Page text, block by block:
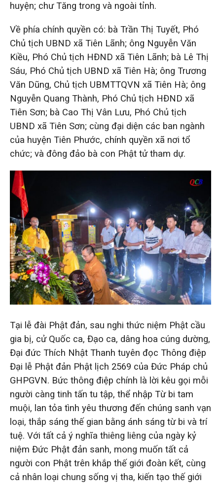
huyện; chư Tăng trong và ngoài tỉnh.
Về phía chính quyền có: bà Trần Thị Tuyết, Phó
Chủ tịch UBND xã Tiên Lãnh; ông Nguyễn Văn
Kiều, Phó Chủ tịch HĐND xã Tiên Lãnh; bà Lê Thị
Sáu, Phó Chủ tịch UBND xã Tiên Hà; ông Trương
Văn Dũng, Chủ tịch UBMTTQVN xã Tiên Hà; ông
Nguyễn Quang Thành, Phó Chủ tịch HĐND xã
Tiên Sơn; bà Cao Thị Vân Lưu, Phó Chủ tịch
UBND xã Tiên Sơn; cùng đại diện các ban ngành
của huyện Tiên Phước, chính quyền xã nơi tổ
chức; và đông đảo bà con Phật tử tham dự.
Tại lễ đài Phật đản, sau nghi thức niệm Phật cầu
gia bị, cử Quốc ca, Đạo ca, dâng hoa cúng dường,
Đại đức Thích Nhật Thanh tuyên đọc Thông điệp
Đại lễ Phật đản Phật lịch 2569 của Đức Pháp chủ
GHPGVN. Bức thông điệp chính là lời kêu gọi mỗi
người càng tinh tấn tu tập, thể nhập Từ bi tam
muội, lan tỏa tình yêu thương đến chúng sanh vạn
loại, thắp sáng thế gian bằng ánh sáng từ bi và trí
tuệ. Với tất cả ý nghĩa thiêng liêng của ngày kỷ
niệm Đức Phật đản sanh, mong muốn tất cả
người con Phật trên khắp thế giới đoàn kết, cùng
cả nhân loại chung sống vị tha, kiến tạo thế giới